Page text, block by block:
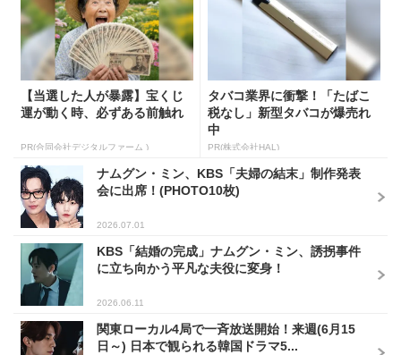
【当選した人が暴露】宝くじ
運が動く時、必ずある前触れ
PR(合同会社デジタルファーム )
タバコ業界に衝撃！「たばこ
税なし」新型タバコが爆売れ
中
PR(株式会社HAL)
ナムグン・ミン、KBS「夫婦の結末」制作発表
会に出席！(PHOTO10枚)
2026.07.01
KBS「結婚の完成」ナムグン・ミン、誘拐事件
に立ち向かう平凡な夫役に変身！
2026.06.11
関東ローカル4局で一斉放送開始！来週(6月15
日～) 日本で観られる韓国ドラマ5...